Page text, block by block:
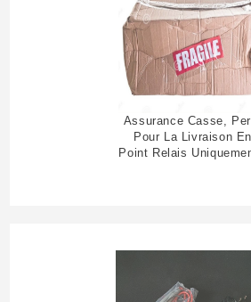
Assurance Casse,
Pour La Livraison En
Point Relais